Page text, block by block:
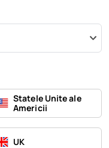
Statele Unite ale
Americii
UK